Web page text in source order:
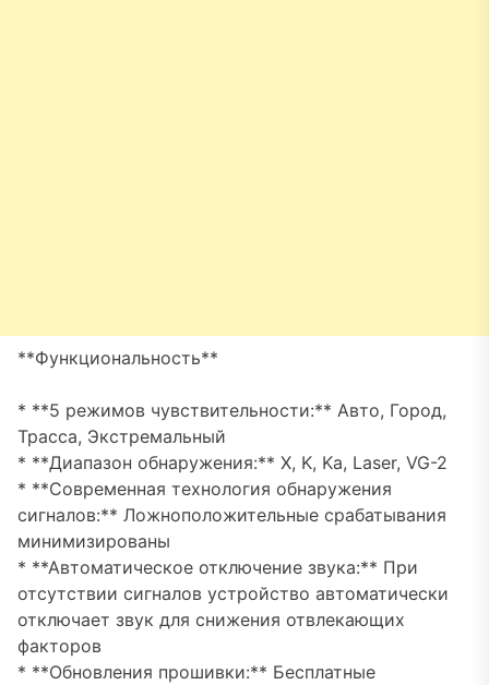
**Функциональность**
* **5 режимов чувствительности:** Авто, Город,
Трасса, Экстремальный
* **Диапазон обнаружения:** X, K, Ka, Laser, VG-2
* **Современная технология обнаружения
сигналов:** Ложноположительные срабатывания
минимизированы
* **Автоматическое отключение звука:** При
отсутствии сигналов устройство автоматически
отключает звук для снижения отвлекающих
факторов
* **Обновления прошивки:** Бесплатные